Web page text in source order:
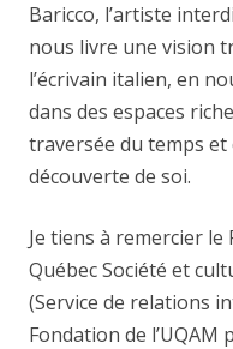
Baricco, l’artiste
nous livre une vision
l’écrivain italien, en
dans des espaces
traversée du temps et
découverte de soi.
Je tiens à remercier le
Québec Société et
(Service de relations
Fondation de